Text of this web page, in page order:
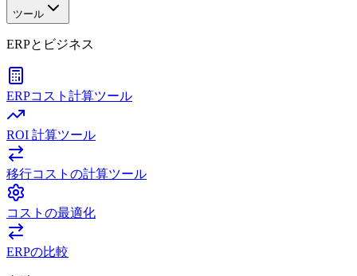
ツール
ERPとビジネス
ERPコスト計算ツール
ROI 計算ツール
移行コストの計算ツール
コストの最適化
ERPの比較